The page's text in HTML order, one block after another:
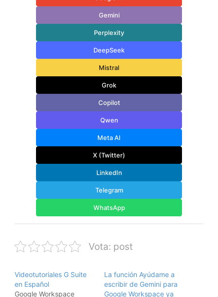
Gemini
Perplexity
DeepSeek
Mistral
Grok
Copilot
Qwen
Meta AI
X (Twitter)
LinkedIn
Telegram
WhatsApp
Vota: post
Videotutoriales G Suite
en Español
Google Workspace
La función Ayúdame a
escribir de Gemini para
Google Workspace ya